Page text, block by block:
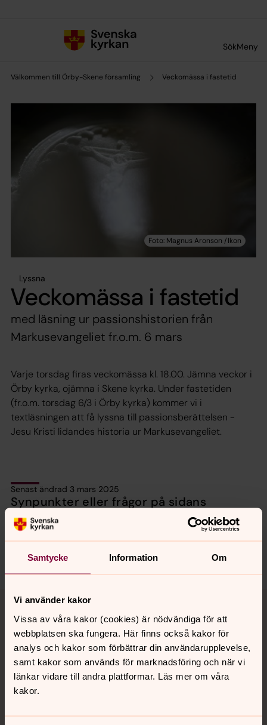
Samtycke Information Om
Vi använder kakor
Vissa av våra kakor (cookies) är nödvändiga för att
webbplatsen ska fungera. Här finns också kakor för
analys och kakor som förbättrar din användarupplevelse,
samt kakor som används för marknadsföring och när vi
länkar vidare till andra plattformar. Läs mer om våra
kakor.
SökMeny
Välkommen till Örby-Skene församling Veckomässa i fastetid
Lyssna
Veckomässa i fastetid
med läsning ur passionshistorien från
Markusevangeliet fr.o.m. 6 mars
Varje torsdag firas veckomässa kl. 18.00. Jämna veckor i
Örby kyrka, ojämna i Skene kyrka. Under fastetiden
(fr.o.m. torsdag 6/3 i Örby kyrka) kommer vi i
textläsningen att få lyssna till passionsberättelsen -
Jesu Kristi lidandes historia ur Markusevangeliet.
Senast ändrad 3 mars 2025
Synpunkter eller frågor på sidans
innehåll?
orbyskeneforsamling@svenskakyrkan.se
Dela
Tillbaka till toppen
Tillbaka till innehållet
Kontakt
Kalender